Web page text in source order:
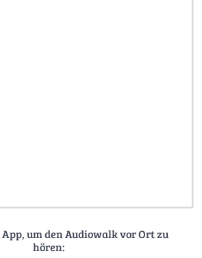
um den Audiowalk vor Ort zu
hören: